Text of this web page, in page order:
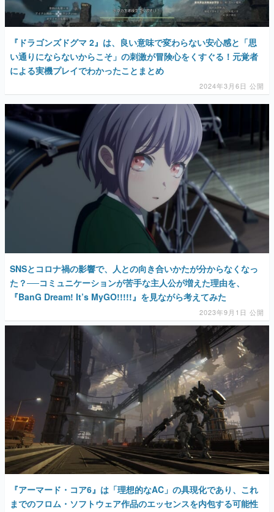
『ドラゴンズドグマ 2』は、良い意味で変わらない安心感と「思
い通りにならないからこそ」の刺激が冒険心をくすぐる！元覚者
による実機プレイでわかったことまとめ
2024年3月6日 公開
SNSとコロナ禍の影響で、人との向き合いかたが分からなくなっ
た？──コミュニケーションが苦手な主人公が増えた理由を、
『BanG Dream! It’s MyGO!!!!!』を見ながら考えてみた
2023年9月1日 公開
『アーマード・コア6』は「理想的なAC」の具現化であり、これ
までのフロム・ソフトウェア作品のエッセンスを内包する可能性